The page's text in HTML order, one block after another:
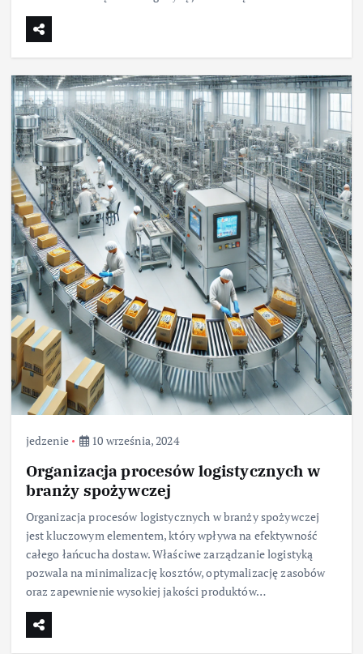
jedzenie 10 września, 2024
Organizacja procesów logistycznych w
branży spożywczej
Organizacja procesów logistycznych w branży spożywczej
jest kluczowym elementem, który wpływa na efektywność
całego łańcucha dostaw. Właściwe zarządzanie logistyką
pozwala na minimalizację kosztów, optymalizację zasobów
oraz zapewnienie wysokiej jakości produktów…